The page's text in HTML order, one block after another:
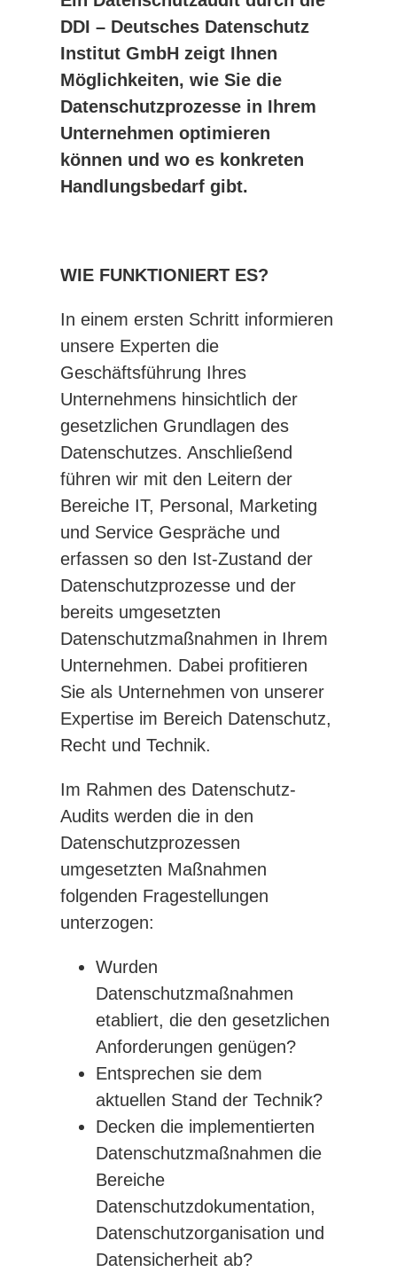
DDI – Deutsches Datenschutz
Institut GmbH zeigt Ihnen
Möglichkeiten, wie Sie die
Datenschutzprozesse in Ihrem
Unternehmen optimieren
können und wo es konkreten
Handlungsbedarf gibt.
WIE FUNKTIONIERT ES?
In einem ersten Schritt informieren
unsere Experten die
Geschäftsführung Ihres
Unternehmens hinsichtlich der
gesetzlichen Grundlagen des
Datenschutzes. Anschließend
führen wir mit den Leitern der
Bereiche IT, Personal, Marketing
und Service Gespräche und
erfassen so den Ist-Zustand der
Datenschutzprozesse und der
bereits umgesetzten
Datenschutzmaßnahmen in Ihrem
Unternehmen. Dabei profitieren
Sie als Unternehmen von unserer
Expertise im Bereich Datenschutz,
Recht und Technik.
Im Rahmen des Datenschutz-
Audits werden die in den
Datenschutzprozessen
umgesetzten Maßnahmen
folgenden Fragestellungen
unterzogen:
Wurden
Datenschutzmaßnahmen
etabliert, die den gesetzlichen
Anforderungen genügen?
Entsprechen sie dem
aktuellen Stand der Technik?
Decken die implementierten
Datenschutzmaßnahmen die
Bereiche
Datenschutzdokumentation,
Datenschutzorganisation und
Datensicherheit ab?